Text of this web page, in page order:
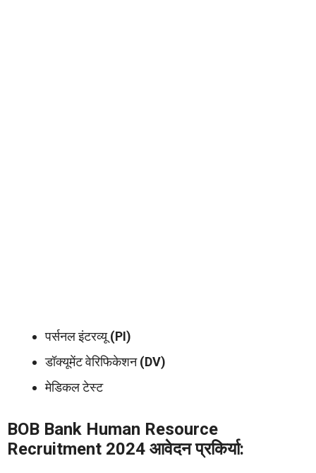
पर्सनल इंटरव्यू(PI)
डॉक्यूमेंट वेरिफिकेशन(DV)
मेडिकल टेस्ट
BOB Bank Human Resource
Recruitment 2024 आवेदन प्रकिर्या: